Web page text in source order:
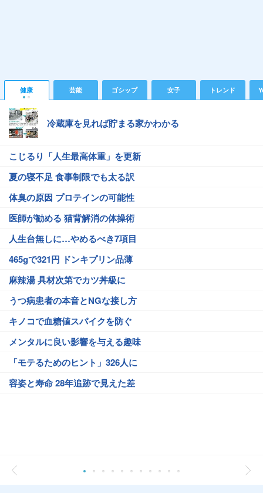
健康 芸能 ゴシップ 女子 トレンド
冷蔵庫を見れば貯まる家かわかる
こじるり「人生最高体重」を更新
夏の寝不足 食事制限でも太る訳
体臭の原因 プロテインの可能性
医師が勧める 猫背解消の体操術
人生台無しに…やめるべき7項目
465gで321円 ドンキプリン品薄
麻辣湯 具材次第でカツ丼級に
うつ病患者の本音とNGな接し方
キノコで血糖値スパイクを防ぐ
メンタルに良い影響を与える趣味
「モテるためのヒント」326人に
容姿と寿命 28年追跡で見えた差